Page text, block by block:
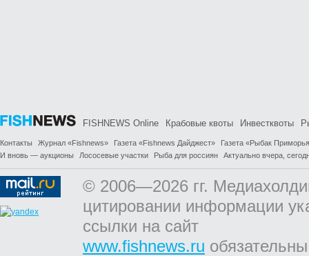
FISHNEWS Online Крабовые квоты Инвестквоты
Контакты Журнал «Fishnews» Газета «Fishnews Дайджест»
Газета «Рыбак
И вновь — аукционы
Лососевые участки Рыба для россиян Актуально вчера,
© 2006—2026 гг.
цитировании информации
ссылки на сайт
www.fishnews.ru